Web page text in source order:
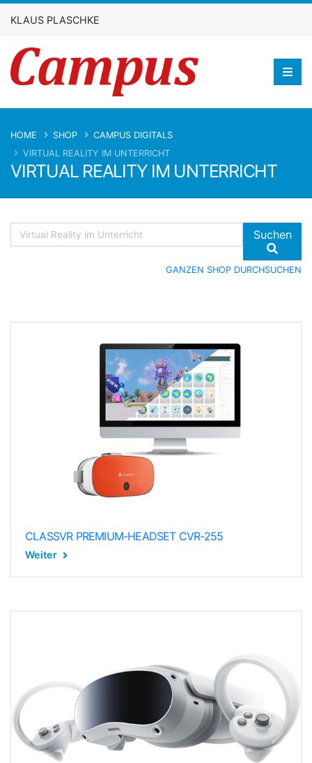
KLAUS PLASCHKE
VIRTUAL REALITY IM UNTERRICHT
HOME SHOP
CAMPUS DIGITALS
VIRTUAL REALITY IM UNTERRICHT
Suchen
GANZEN SHOP DURCHSUCHEN
CLASSVR PREMIUM-HEADSET CVR-255
Weiter